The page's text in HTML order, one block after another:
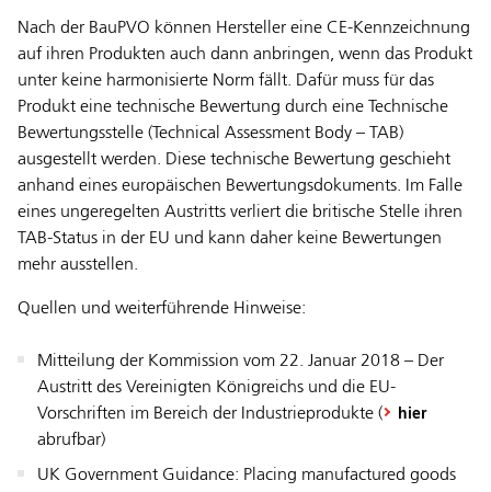
Nach der BauPVO können Hersteller eine CE-Kennzeichnung
auf ihren Produkten auch dann anbringen, wenn das Produkt
unter keine harmonisierte Norm fällt. Dafür muss für das
Produkt eine technische Bewertung durch eine Technische
Bewertungsstelle (Technical Assessment Body – TAB)
ausgestellt werden. Diese technische Bewertung geschieht
anhand eines europäischen Bewertungsdokuments. Im Falle
eines ungeregelten Austritts verliert die britische Stelle ihren
TAB-Status in der EU und kann daher keine Bewertungen
mehr ausstellen.
Quellen und weiterführende Hinweise:
Mitteilung der Kommission vom 22. Januar 2018 – Der
Austritt des Vereinigten Königreichs und die EU-
Vorschriften im Bereich der Industrieprodukte (
hier
abrufbar)
UK Government Guidance: Placing manufactured goods